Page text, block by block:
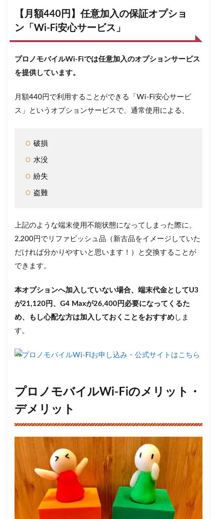
【月額440円】任意加入の保証オプショ
ン「Wi-Fi安心サービス」
プロノモバイルWi-Fiでは任意加入のオプションサービス
を提供しています。
月額440円で利用することができる「Wi-Fi安心サービ
ス」というオプションサービスで、通常使用による、
破損
水没
紛失
盗難
上記のような端末使用不能状態になってしまった際に、
2,200円でリファビッシュ品（新古品をイメージしていた
だければ分かりやすいと思います！）と交換することが
できます。
本オプションへ加入していない場合、端末代金としてU3
が21,120円、G4 Maxが26,400円必要になってくるた
め、もし心配な方は加入しておくことをおすすめ しま
す。
→プロノモバイルWi-Fiお申し込み・公式サイトはこちら
プロノモバイルWi-Fiのメリット・
デメリット